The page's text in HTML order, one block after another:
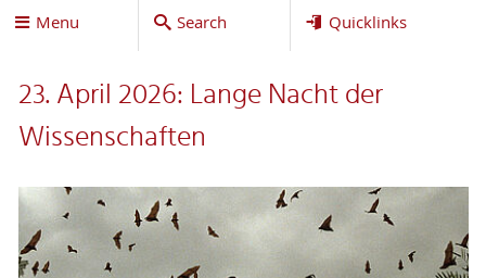
Menu Search Quicklinks
23. April 2026: Lange Nacht der
Wissenschaften